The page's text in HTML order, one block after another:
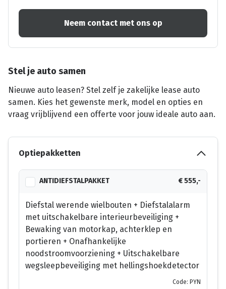
Neem contact met ons op
Stel je auto samen
Nieuwe auto leasen? Stel zelf je zakelijke lease auto
samen. Kies het gewenste merk, model en opties en
vraag vrijblijvend een offerte voor jouw ideale auto aan.
Optiepakketten
ANTIDIEFSTALPAKKET € 555,-
Diefstal werende wielbouten + Diefstalalarm
met uitschakelbare interieurbeveiliging +
Bewaking van motorkap, achterklep en
portieren + Onafhankelijke
noodstroomvoorziening + Uitschakelbare
wegsleepbeveiliging met hellingshoekdetector
Code: PYN